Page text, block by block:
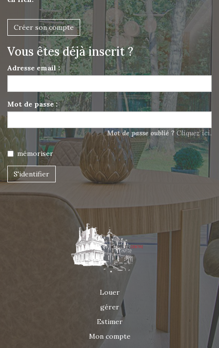
Créer son compte
Vous êtes déjà inscrit ?
Adresse email :
Mot de passe :
Mot de passe oublié ?Cliquez ici.
mémoriser
S'identifier
Louer
gérer
Estimer
Mon compte